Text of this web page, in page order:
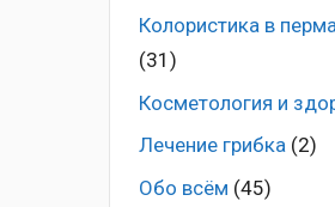
Колористика в
(31)
Косметология и
Лечение грибка(2)
Обо всём (45)